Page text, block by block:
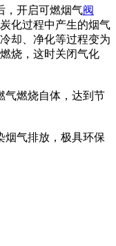
，开启可燃烟气阀
化过程中产生的烟气
却、净化等过程变为
烧，这时关闭气化
气燃烧自体，达到节
烟气排放，极具环保